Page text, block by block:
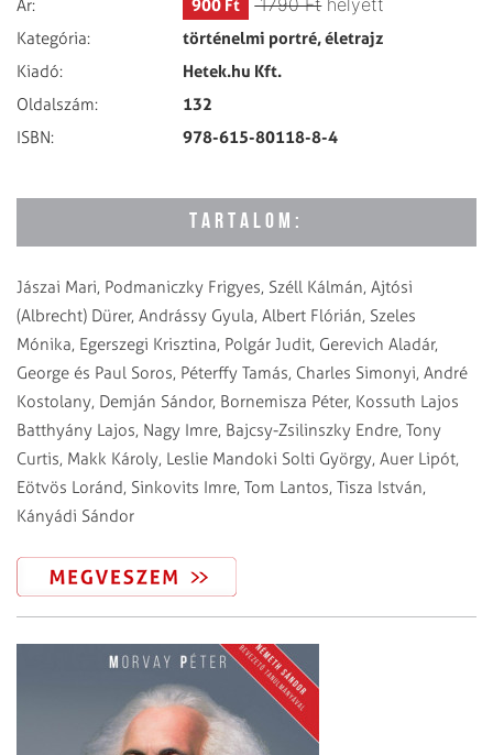
Ár: 900 Ft 1790 Fthelyett
Kategória: történelmi portré, életrajz
Kiadó: Hetek.hu Kft.
Oldalszám: 132
ISBN: 978-615-80118-8-4
TARTALOM:
Jászai Mari, Podmaniczky Frigyes, Széll Kálmán, Ajtósi
(Albrecht) Dürer, Andrássy Gyula, Albert Flórián, Szeles
Mónika, Egerszegi Krisztina, Polgár Judit, Gerevich Aladár,
George és Paul Soros, Péterffy Tamás, Charles Simonyi, André
Kostolany, Demján Sándor, Bornemisza Péter, Kossuth Lajos
Batthyány Lajos, Nagy Imre, Bajcsy-Zsilinszky Endre, Tony
Curtis, Makk Károly, Leslie Mandoki Solti György, Auer Lipót,
Eötvös Loránd, Sinkovits Imre, Tom Lantos, Tisza István,
Kányádi Sándor